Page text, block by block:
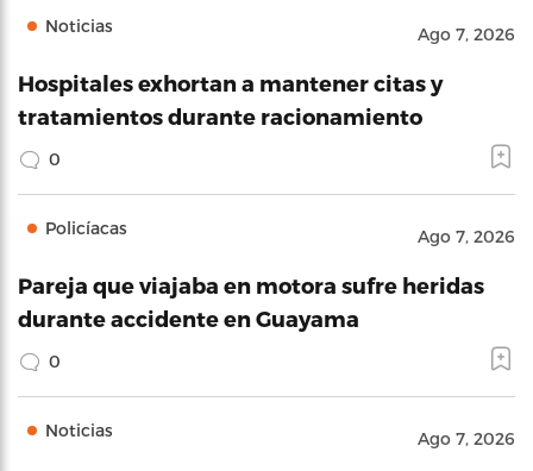
Noticias Ago 7, 2026
Hospitales exhortan a mantener citas y
tratamientos durante racionamiento
0
Policíacas Ago 7, 2026
Pareja que viajaba en motora sufre heridas
durante accidente en Guayama
0
Noticias Ago 7, 2026